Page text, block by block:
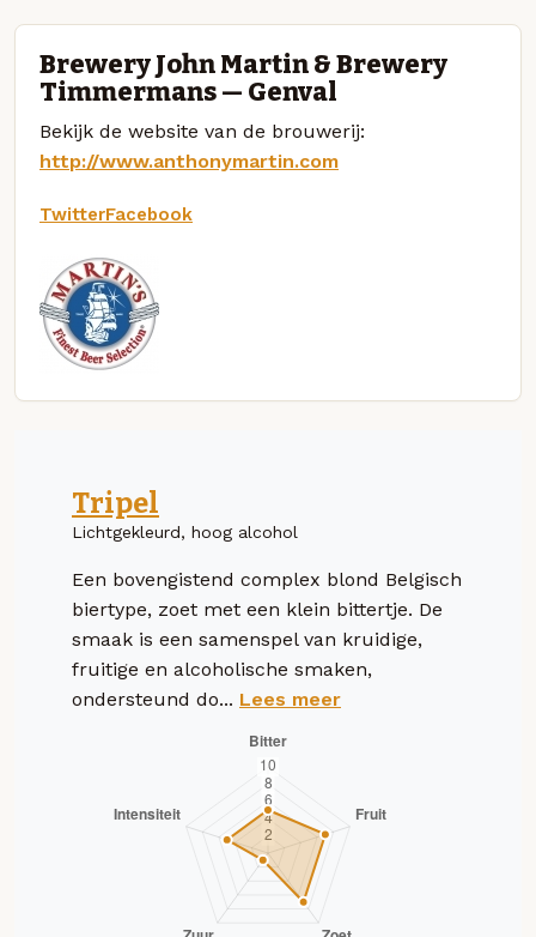
Brewery John Martin & Brewery
Timmermans — Genval
Bekijk de website van de brouwerij:
http://www.anthonymartin.com
TwitterFacebook
Tripel
Lichtgekleurd, hoog alcohol
Een bovengistend complex blond Belgisch
biertype, zoet met een klein bittertje. De
smaak is een samenspel van kruidige,
fruitige en alcoholische smaken,
ondersteund do... Lees meer